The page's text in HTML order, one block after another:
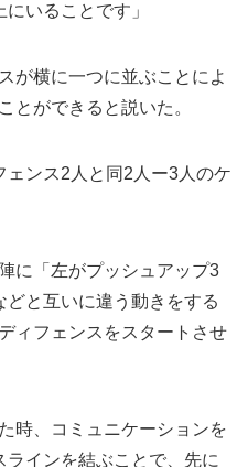
いることです」
が横に一つに並ぶことによ
とができると説いた。
ンス2人と同2人ー3人のケ
に「左がプッシュアップ3
と互いに違う動きをする
ィフェンスをスタートさせ
時、コミュニケーションを
インを結ぶことで、先に